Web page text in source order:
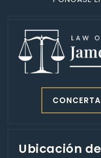
Ubicación